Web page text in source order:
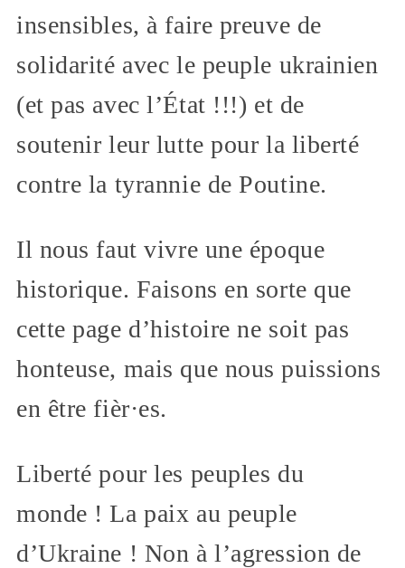
insensibles, à faire preuve de
solidarité avec le peuple ukrainien
(et pas avec l’État !!!) et de
soutenir leur lutte pour la liberté
contre la tyrannie de Poutine.
Il nous faut vivre une époque
historique. Faisons en sorte que
cette page d’histoire ne soit pas
honteuse, mais que nous puissions
en être fièr·es.
Liberté pour les peuples du
monde ! La paix au peuple
d’Ukraine ! Non à l’agression de